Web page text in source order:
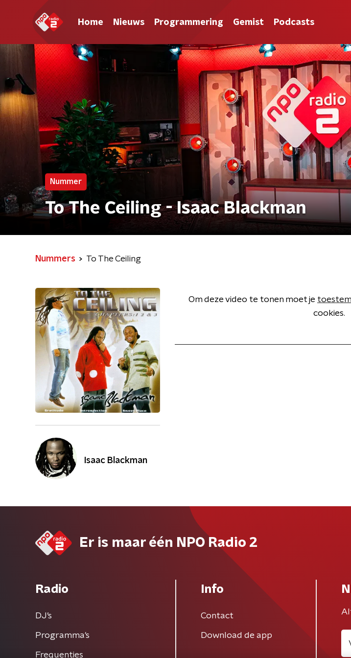
Home Nieuws Programmering Gemist Podcasts
Nummer
To The Ceiling - Isaac Blackman
Nummers To The Ceiling
Isaac Blackman
Om deze video te tonen moet je
cookies.
Er is maar één NPO Radio 2
Radio
DJ’s
Programma's
Frequenties
Info
Contact
Download de app